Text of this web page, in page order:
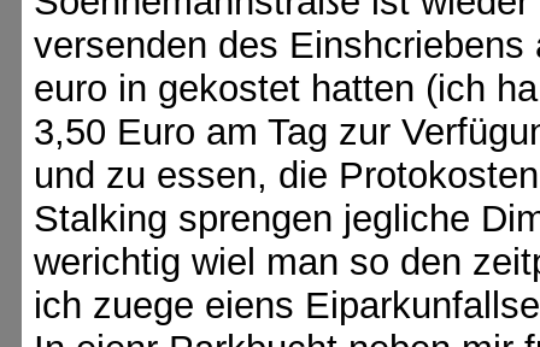
versenden des
euro in gekostet hatten (ich
3,50 Euro am Tag zur
und zu essen, die
Stalking sprengen jegliche
werichtig wiel man so den
ich zuege eiens